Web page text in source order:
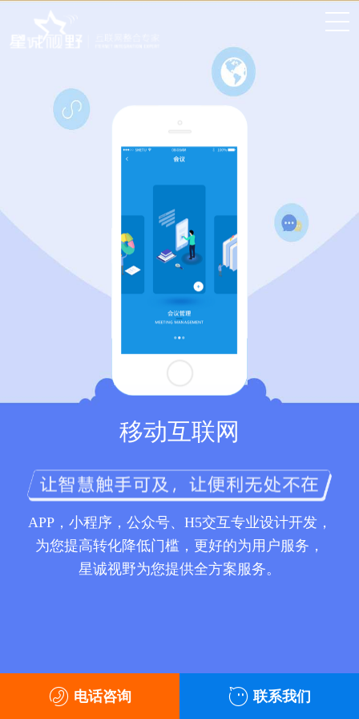
移动互联网
APP，小程序，公众号、H5交互专业设计开发，
为您提高转化降低门槛，更好的为用户服务，
星诚视野为您提供全方案服务。
电话咨询 联系我们